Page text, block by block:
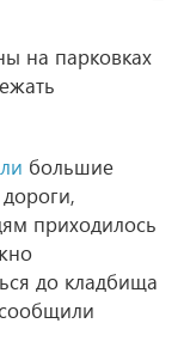
на парковках
большие
приходилось
до кладбища